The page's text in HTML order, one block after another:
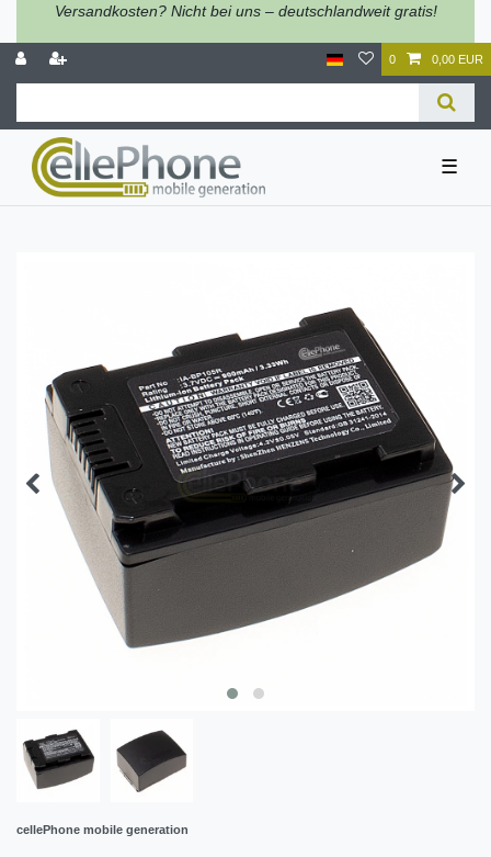
Versandkosten? Nicht bei uns – deutschlandweit gratis!
0 0,00 EUR
☰
cellePhone mobile generation